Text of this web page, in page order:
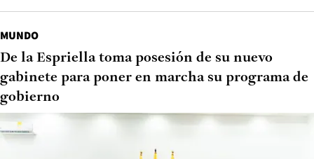
MUNDO
De la Espriella toma posesión de su nuevo
gabinete para poner en marcha su programa de
gobierno